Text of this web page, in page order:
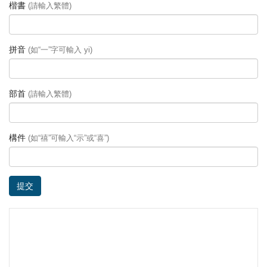
楷書 (請輸入繁體)
拼音 (如“一”字可輸入 yi)
部首 (請輸入繁體)
構件 (如“禧”可輸入“示”或“喜”)
提交